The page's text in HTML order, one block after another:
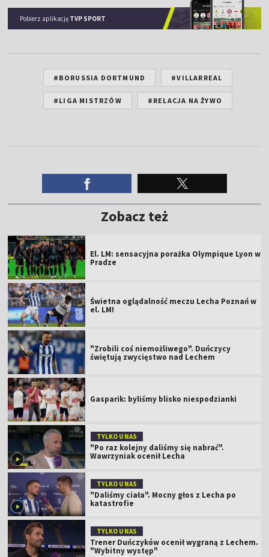
Pobierz aplikację TVP SPORT
#BORUSSIA DORTMUND #VILLARREAL
#LIGA MISTRZÓW #RELACJA NA ŻYWO
Zobacz też
El. LM: sensacyjna porażka Olympique Lyon w
Pradze
Świetna oglądalność meczu Lecha Poznań w
el. LM!
"Zrobili coś niemożliwego". Duńczycy
świętują zwycięstwo nad Lechem
Gasparik: byliśmy blisko niespodzianki
TYLKO U NAS
"Po raz kolejny daliśmy się nabrać".
Wawrzyniak ocenił Lecha
TYLKO U NAS
"Daliśmy ciała". Mocny głos z Lecha po
katastrofie
TYLKO U NAS
Trener Duńczyków ocenił wygraną z Lechem.
"Wybitny występ"